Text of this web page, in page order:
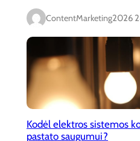
ContentMarketing2026
Kodėl elektros sistemos
pastato saugumui?